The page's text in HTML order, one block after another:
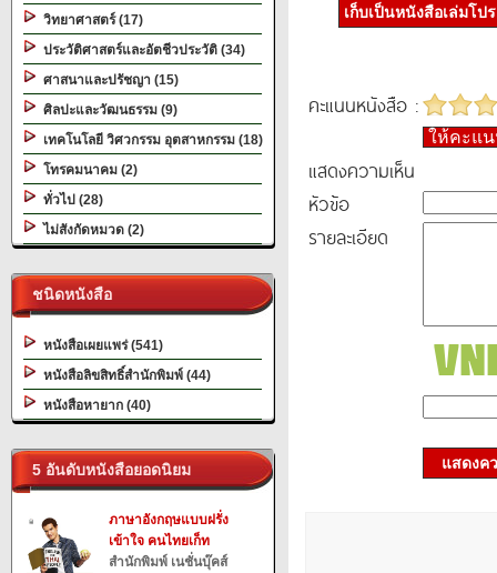
วิทยาศาสตร์ (17)
ประวัติศาสตร์และอัตชีวประวัติ (34)
ศาสนาและปรัชญา (15)
ศิลปะและวัฒนธรรม (9)
เทคโนโลยี วิศวกรรม อุตสาหกรรม (18)
โทรคมนาคม (2)
ทั่วไป (28)
ไม่สังกัดหมวด (2)
ชนิดหนังสือ
หนังสือเผยแพร่ (541)
หนังสือลิขสิทธิ์สำนักพิมพ์ (44)
หนังสือหายาก (40)
5 อันดับหนังสือยอดนิยม
ภาษาอังกฤษแบบฝรั่ง
เข้าใจ คนไทยเก็ท
สำนักพิมพ์ เนชั่นบุ๊คส์
เก็บเป็นหนังสือเล่มโป
คะแนนหนังสือ :
ให้คะแ
แสดงความเห็น
หัวข้อ
รายละเอียด
แสดงค